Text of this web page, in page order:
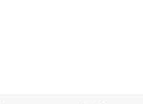
VS法西尔凯内马